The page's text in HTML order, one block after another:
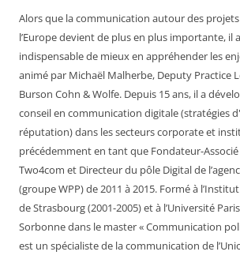
Alors que la communication autour des
l’Europe devient de plus en plus importante, il
indispensable de mieux en appréhender les
animé par Michaël Malherbe, Deputy Practice
Burson Cohn & Wolfe. Depuis 15 ans, il a
conseil en communication digitale (stratégies
réputation) dans les secteurs corporate et
précédemment en tant que Fondateur-Associé
Two4com et Directeur du pôle Digital de
(groupe WPP) de 2011 à 2015. Formé à
de Strasbourg (2001-2005) et à l’Université
Sorbonne dans le master « Communication
est un spécialiste de la communication de